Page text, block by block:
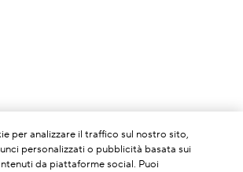
per analizzare il traffico sul nostro sito,
personalizzati o pubblicità basata sui
da piattaforme social. Puoi